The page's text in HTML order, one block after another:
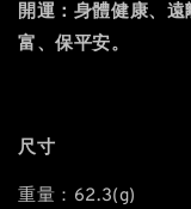
開運：身體健康、
富、保平安。
尺寸
重量：62.3(g)